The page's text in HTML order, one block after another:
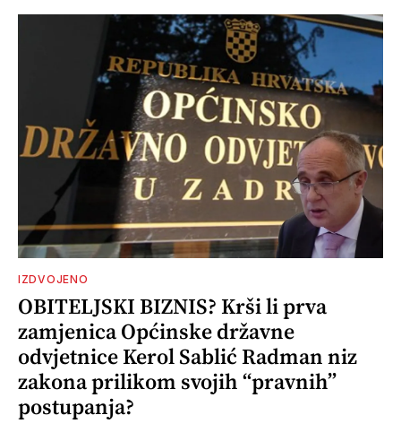
IZDVOJENO
OBITELJSKI BIZNIS? Krši li prva
zamjenica Općinske državne
odvjetnice Kerol Sablić Radman niz
zakona prilikom svojih “pravnih”
postupanja?